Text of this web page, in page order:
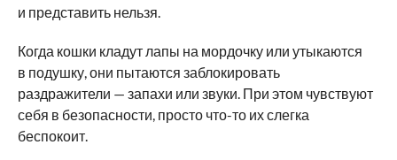
и представить нельзя.
Когда кошки кладут лапы на мордочку или утыкаются
в подушку, они пытаются заблокировать
раздражители — запахи или звуки. При этом чувствуют
себя в безопасности, просто что-то их слегка
беспокоит.